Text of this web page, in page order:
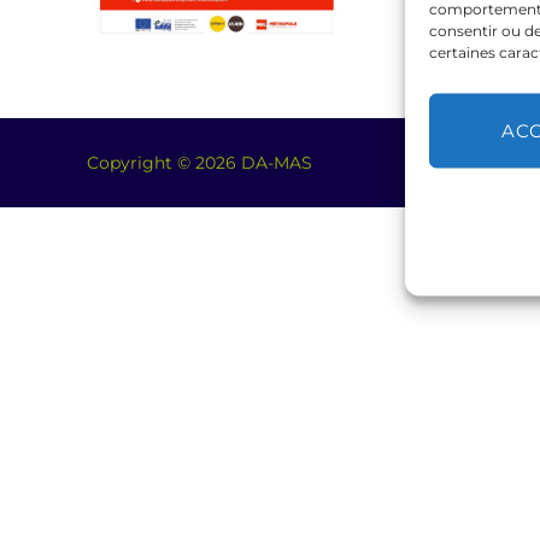
comportement
consentir ou
certaines
Copyright © 2026 DA-MAS